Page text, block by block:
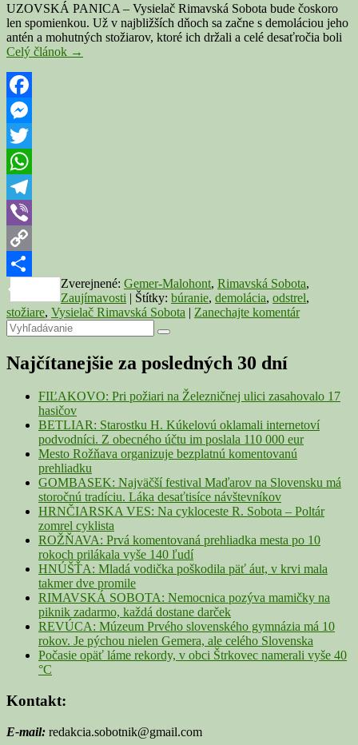
UZOVSKÁ PANICA – Vysielač Rimavská Sobota bude čoskoro
len spomienkou. Už v najbližších dňoch sa začne s demoláciou jeho
antén a mohutných stožiarov, ktoré ich držali a celé desaťročia boli
Celý článok Obrovské
→
Facebook
Messenger
Twitter
WhatsApp
Telegram
Viber
Copy
Link
Share
Zverejnené: Gemer-Malohont, Rimavská Sobota,
Zaujímavosti | Štítky: búranie, demolácia, odstrel,
stožiare, Vysielač Rimavská Sobota | Zanechajte komentár
Primary
Sidebar
Widget
Area
Search
for:
Search
Najčítanejšie za posledných 30 dní
FIĽAKOVO: Pri požiari na Železničnej ulici zasahovalo 17
hasičov
BETLIAR: Starostku H. Kúkelovú oklamali internetoví
podvodníci. Z obecného účtu im poslala 110 000 eur
Mesto Rožňava organizuje bezplatnú komentovanú
prehliadku
GOMBASEK: Najväčší festival Maďarov na Slovensku má
storočnú tradíciu. Láka desaťtisíce návštevníkov
HRNČIARSKA VES: Na cykloceste R. Sobota – Poltár
zomrel cyklista
ROŽŇAVA: Prvá komentovaná prehliadka mesta po 10
rokoch prilákala vyše 140 ľudí
HNÚŠŤA: Mladá vodička poškodila päť áut, v krvi mala
takmer dve promile
RIMAVSKÁ SOBOTA: Nemocnica pozýva mamičky na
piknik zadarmo, každá dostane darček
REVÚCA: Múzeum Prvého slovenského gymnázia má 10
rokov. Je pýchou nielen Gemera, ale celého Slovenska
Počasie opäť láme rekordy, v obci Štrkovec namerali vyše 40
°C
Kontakt:
E-mail: redakcia.sobotnik@gmail.com